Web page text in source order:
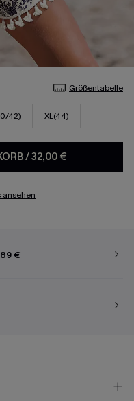
Größentabelle
42) XL(44)
/32,00 €
ansehen
89 €